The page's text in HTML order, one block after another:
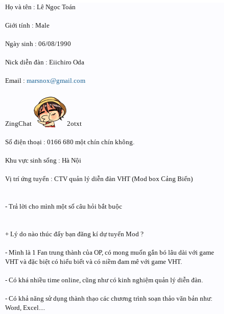
Họ và tên : Lê Ngọc Toán
Giới tính : Male
Ngày sinh : 06/08/1990
Nick diễn đàn : Eiichiro Oda
Email : marsnox@gmail.com
ZingChat 2otxt
Số điện thoại : 0166 680 một chín chín không.
Khu vực sinh sống : Hà Nội
Vị trí ứng tuyển : CTV quản lý diễn đàn VHT (Mod box Cảng Biển)
- Trả lời cho mình một số câu hỏi bắt buộc
+ Lý do nào thúc đẩy bạn đăng kí dự tuyển Mod ?
- Mình là 1 Fan trung thành của OP, có mong muốn gắn bó lâu dài với game
VHT và đặc biệt có hiểu biết và có niềm đam mê với game VHT.
- Có khá nhiều time online, cũng như có kinh nghiệm quản lý diễn đàn.
- Có khả năng sử dụng thành thạo các chương trình soạn thảo văn bản như:
Word, Excel....